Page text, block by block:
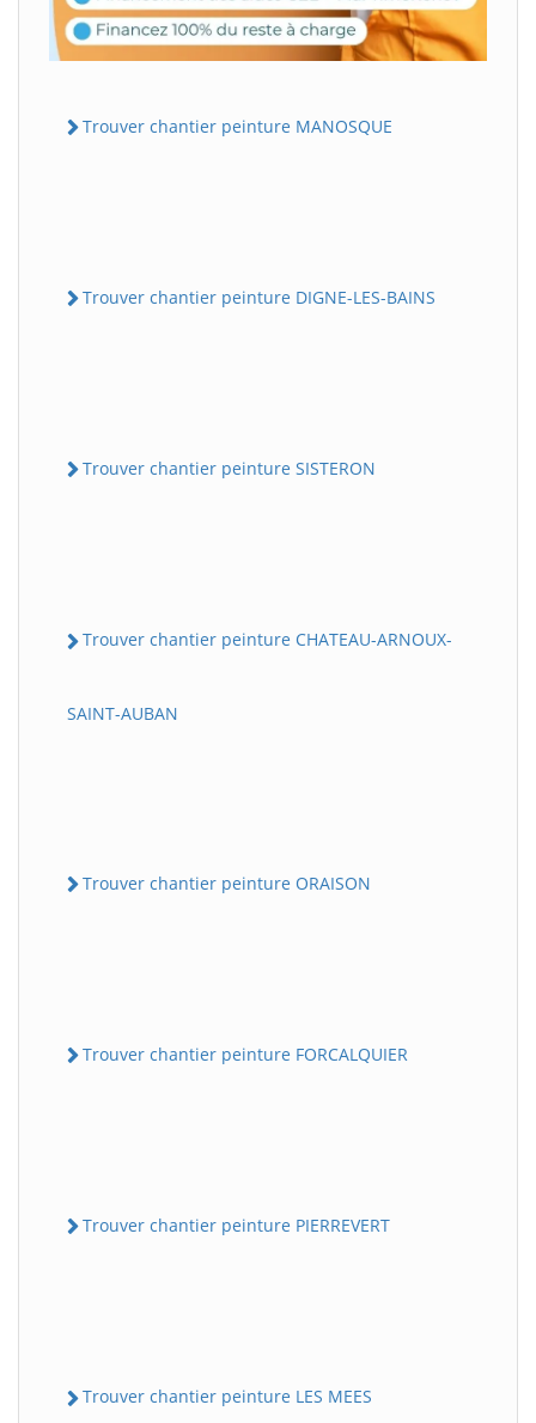
Trouver chantier peinture MANOSQUE
Trouver chantier peinture DIGNE-LES-BAINS
Trouver chantier peinture SISTERON
Trouver chantier peinture CHATEAU-ARNOUX-
SAINT-AUBAN
Trouver chantier peinture ORAISON
Trouver chantier peinture FORCALQUIER
Trouver chantier peinture PIERREVERT
Trouver chantier peinture LES MEES